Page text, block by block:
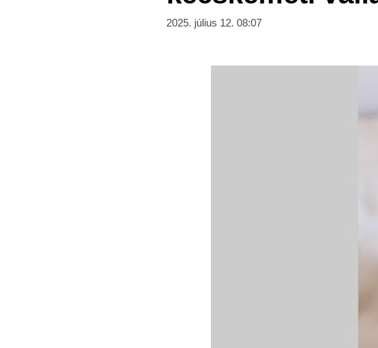
2025. július 12. 08:07